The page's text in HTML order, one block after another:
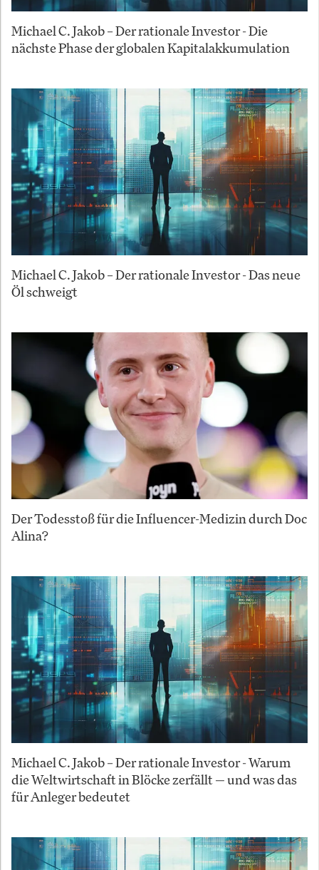
Michael C. Jakob – Der rationale Investor - Die
nächste Phase der globalen Kapitalakkumulation
Michael C. Jakob – Der rationale Investor - Das neue
Öl schweigt
Der Todesstoß für die Influencer-Medizin durch Doc
Alina?
Michael C. Jakob – Der rationale Investor - Warum
die Weltwirtschaft in Blöcke zerfällt — und was das
für Anleger bedeutet